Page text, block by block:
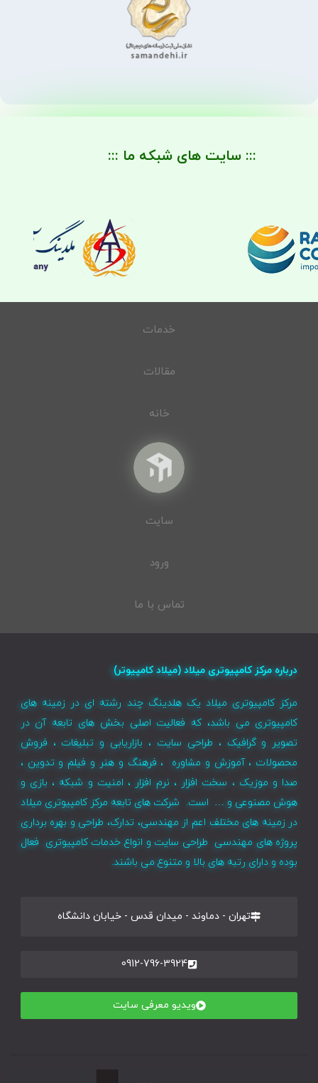
::: سایت های شبکه ما :::
خدمات
مقالات
خانه
سایت
ورود
تماس با ما
درباره مرکز کامپیوتری میلاد (میلاد کامپیوتر)
مرکز کامپیوتری میلاد یک هلدینگ چند رشته ای در زمینه های
کامپیوتری می باشد، که فعالیت اصلی بخش های تابعه آن در
تصویر و گرافیک ، طراحی سایت ، بازاریابی و تبلیغات ، فروش
محصولات ، آموزش و مشاوره ، فرهنگ و هنر و فیلم و تدوین ،
صدا و موزیک ، سخت افزار ، نرم افزار ، امنیت و شبکه ، بازی و
هوش مصنوعی و … است. شرکت های تابعه مرکز کامپیوتری میلاد
در زمینه های مختلف اعم از مهندسی، تدارک، طراحی و بهره برداری
پروژه های مهندسی طراحی سایت و انواع خدمات کامپیوتری فعال
بوده و دارای رتبه های بالا و متنوع می باشند.
تهران - دماوند - میدان قدس - خیابان دانشگاه
0912-796-3924
ویدیو معرفی سایت